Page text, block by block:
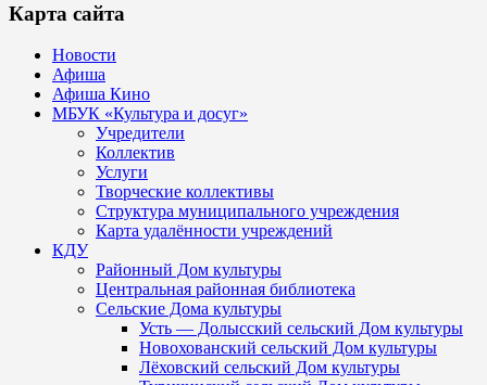
Карта сайта
Новости
Афиша
Афиша Кино
МБУК «Культура и досуг»
Учредители
Коллектив
Услуги
Творческие коллективы
Структура муниципального учреждения
Карта удалённости учреждений
КДУ
Районный Дом культуры
Центральная районная библиотека
Сельские Дома культуры
Усть — Долысский сельский Дом культуры
Новохованский сельский Дом культуры
Лёховский сельский Дом культуры